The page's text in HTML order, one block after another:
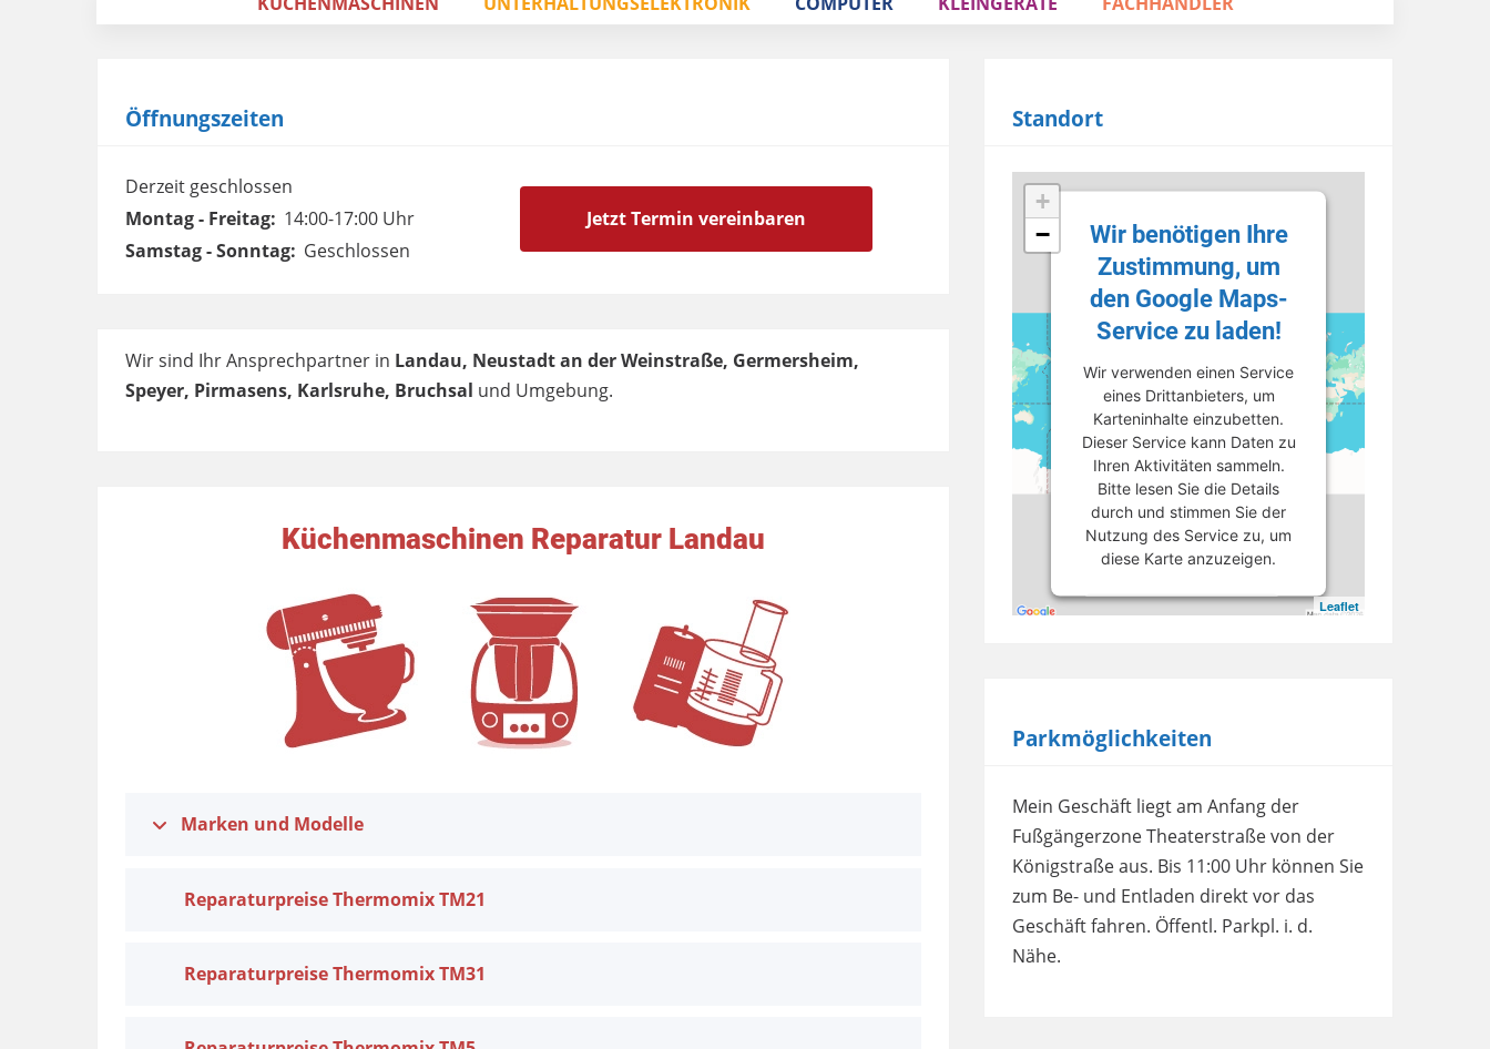
Öffnungszeiten
Derzeit geschlossen
Montag - Freitag: 14:00-17:00 Uhr
Samstag - Sonntag: Geschlossen
Jetzt Termin vereinbaren
Wir sind Ihr Ansprechpartner in Landau, Neustadt an der Weinstraße, Germersheim,
Speyer, Pirmasens, Karlsruhe, Bruchsal und Umgebung.
Küchenmaschinen Reparatur Landau
Marken und Modelle
Reparaturpreise Thermomix TM21
Reparaturpreise Thermomix TM31
Standort
+
−
Leaflet
Wir benötigen Ihre
Zustimmung, um
den Google Maps-
Service zu laden!
Wir verwenden einen Service
eines Drittanbieters, um
Karteninhalte einzubetten.
Dieser Service kann Daten zu
Ihren Aktivitäten sammeln.
Bitte lesen Sie die Details
durch und stimmen Sie der
Nutzung des Service zu, um
diese Karte anzuzeigen.
Mehr Informationen
Consent Management
Parkmöglichkeiten
Mein Geschäft liegt am Anfang der
Fußgängerzone Theaterstraße von der
Königstraße aus. Bis 11:00 Uhr können Sie
zum Be- und Entladen direkt vor das
Geschäft fahren. Öffentl. Parkpl. i. d.
Nähe.